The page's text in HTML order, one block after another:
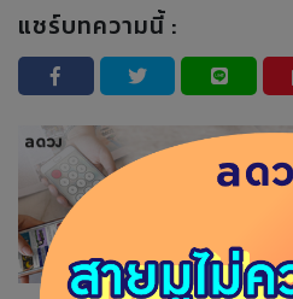
แชร์บทความนี้ :